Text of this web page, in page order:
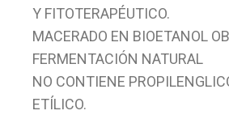
Y FITOTERAPÉUTICO.
MACERADO EN BIOETANOL
FERMENTACIÓN NATURAL
NO CONTIENE
ETÍLICO.